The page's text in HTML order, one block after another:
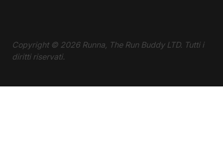
Copyright © 2026Runna, The Run Buddy LTD. Tutti i
diritti riservati.